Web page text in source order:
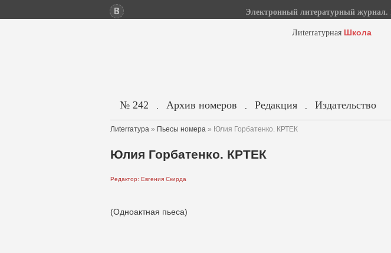
Электронный литературный журнал.
Лиterraтурная Школа
№ 242 . Архив номеров . Редакция . Издательство
Лиterraтура » Пьесы номера » Юлия Горбатенко. КРТЕК
Юлия Горбатенко. КРТЕК
Редактор: Евгения Скирда
(Одноактная пьеса)